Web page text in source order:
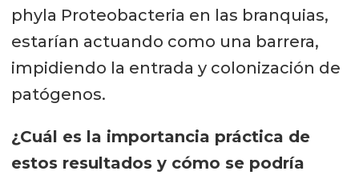
phyla Proteobacteria en las branquias,
estarían actuando como una barrera,
impidiendo la entrada y colonización de
patógenos.
¿Cuál es la importancia práctica de
estos resultados y cómo se podría